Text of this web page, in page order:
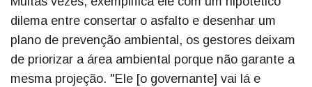
dilema entre consertar o asfalto e desenhar um
plano de prevenção ambiental, os gestores deixam
de priorizar a área ambiental porque não garante a
mesma projeção. "Ele [o governante] vai lá e